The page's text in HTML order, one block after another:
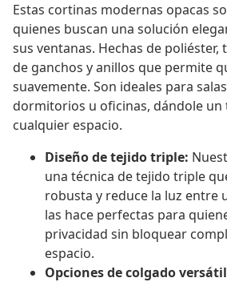
Estas cortinas modernas opacas
quienes buscan una solución
sus ventanas. Hechas de poliéster,
de ganchos y anillos que permite
suavemente. Son ideales para
dormitorios u oficinas, dándole un
cualquier espacio.
Diseño de tejido triple:
una técnica de tejido triple
robusta y reduce la luz entre
las hace perfectas para
privacidad sin bloquear
espacio.
Opciones de colgado